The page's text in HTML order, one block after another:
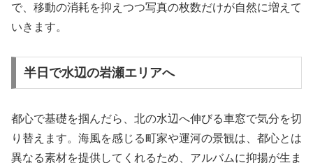
で、移動の消耗を抑えつつ写真の枚数だけが自然に増えて
いきます。
半日で水辺の岩瀬エリアへ
都心で基礎を掴んだら、北の水辺へ伸びる車窓で気分を切
り替えます。海風を感じる町家や運河の景観は、都心とは
異なる素材を提供してくれるため、アルバムに抑揚が生ま